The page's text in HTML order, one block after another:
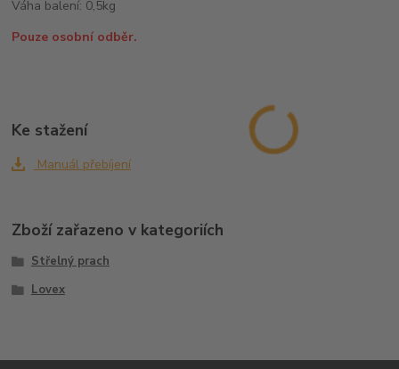
Váha balení: 0,5kg
Pouze osobní odběr.
Ke stažení
Manuál přebíjení
Zboží zařazeno v kategoriích
Střelný prach
Lovex